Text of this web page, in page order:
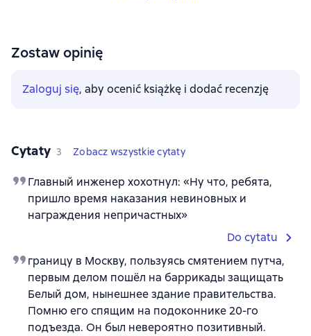
Zostaw opinię
Zaloguj się, aby ocenić książkę i dodać recenzję
Cytaty 3 Zobacz wszystkie cytaty
Главный инженер хохотнул: «Ну что, ребята,
пришло время наказания невиновных и
награждения непричастных»
Do cytatu
границу в Москву, пользуясь смятением путча,
первым делом пошёл на баррикады защищать
Белый дом, нынешнее здание правительства.
Помню его спящим на подоконнике 20-го
подъезда. Он был невероятно позитивный.